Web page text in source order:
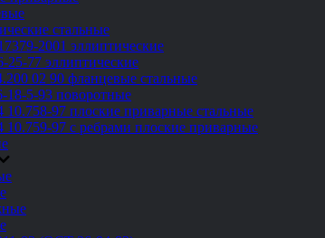
стальные
2001 эллиптические
77 эллиптические
02 90 фланцевые стальные
5-93 поворотные
97 плоские приварные стальные
97 с ребрами плоские приварные